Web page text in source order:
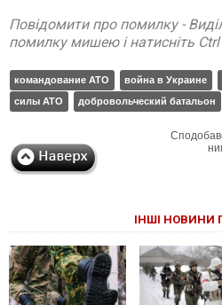
Повідомити про помилку -
помилку мишею і натисніть Ctrl
командование АТО война в Украине
силы АТО
добровольческий батальон
ІНШІ НОВИНИ